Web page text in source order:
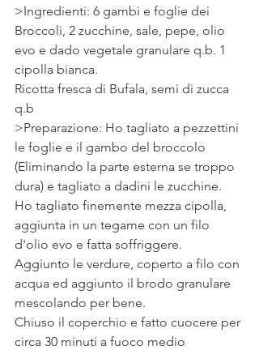
>Ingredienti: 6 gambi e foglie dei
Broccoli, 2 zucchine, sale, pepe, olio
evo e dado vegetale granulare q.b. 1
cipolla bianca.
Ricotta fresca di Bufala, semi di zucca
q.b
>Preparazione: Ho tagliato a pezzettini
le foglie e il gambo del broccolo
(Eliminando la parte esterna se troppo
dura) e tagliato a dadini le zucchine.
Ho tagliato finemente mezza cipolla,
aggiunta in un tegame con un filo
d'olio evo e fatta soffriggere.
Aggiunto le verdure, coperto a filo con
acqua ed aggiunto il brodo granulare
mescolando per bene.
Chiuso il coperchio e fatto cuocere per
circa 30 minuti a fuoco medio